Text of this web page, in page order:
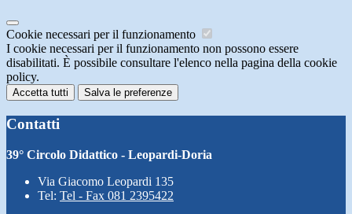
Cookie necessari per il funzionamento
I cookie necessari per il funzionamento non possono essere
disabilitati. È possibile consultare l'elenco nella pagina della cookie
policy.
Accetta tutti Salva le preferenze
Contatti
39° Circolo Didattico - Leopardi-Doria
Via Giacomo Leopardi 135
Tel: Tel - Fax 081 2395422